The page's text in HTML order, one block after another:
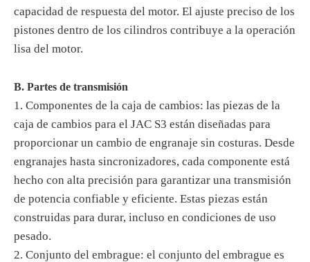
capacidad de respuesta del motor. El ajuste preciso de los
pistones dentro de los cilindros contribuye a la operación
lisa del motor.
B. Partes de transmisión
1. Componentes de la caja de cambios: las piezas de la
caja de cambios para el JAC S3 están diseñadas para
proporcionar un cambio de engranaje sin costuras. Desde
engranajes hasta sincronizadores, cada componente está
hecho con alta precisión para garantizar una transmisión
de potencia confiable y eficiente. Estas piezas están
construidas para durar, incluso en condiciones de uso
pesado.
2. Conjunto del embrague: el conjunto del embrague es